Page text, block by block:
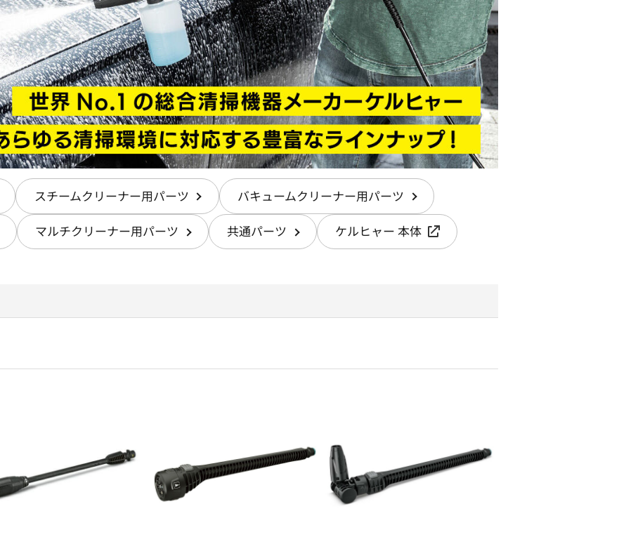
スチームクリーナー用パーツ バキュームクリーナー用パーツ
マルチクリーナー用パーツ 共通パーツ ケルヒャー 本体